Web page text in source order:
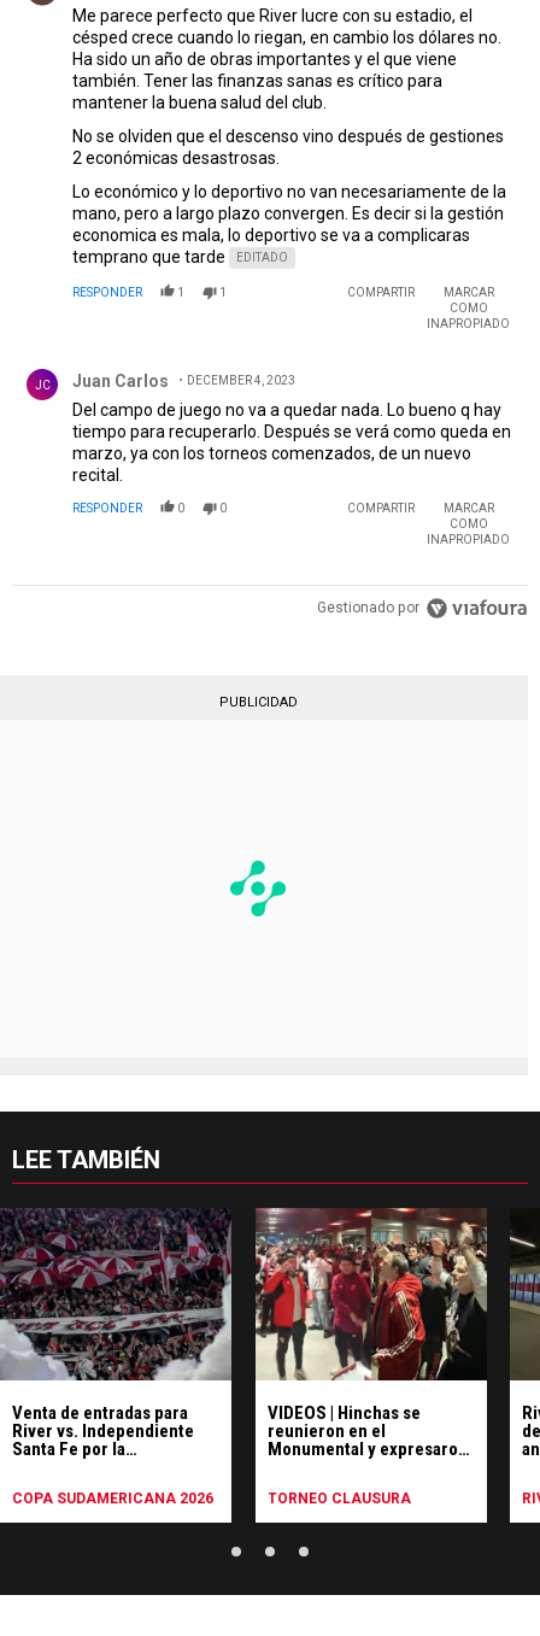
Me parece perfecto que River lucre con su estadio, el
césped crece cuando lo riegan, en cambio los dólares no.
Ha sido un año de obras importantes y el que viene
también. Tener las finanzas sanas es crítico para
mantener la buena salud del club.
No se olviden que el descenso vino después de gestiones
2 económicas desastrosas.
Lo económico y lo deportivo no van necesariamente de la
mano, pero a largo plazo convergen. Es decir si la gestión
economica es mala, lo deportivo se va a complicaras
temprano que tarde
EDITADO
RESPONDER 1 1 COMPARTIR
MARCAR
COMO
INAPROPIADO
JC Juan Carlos DECEMBER 4, 2023
Del campo de juego no va a quedar nada. Lo bueno q hay
tiempo para recuperarlo. Después se verá como queda en
marzo, ya con los torneos comenzados, de un nuevo
recital.
RESPONDER 0 0 COMPARTIR
MARCAR
COMO
INAPROPIADO
Gestionado por
PUBLICIDAD
LEE TAMBIÉN
Venta de entradas para
River vs. Independiente
Santa Fe por la
COPA SUDAMERICANA 2026
VIDEOS | Hinchas se
reunieron en el
Monumental y expresaron
TORNEO CLAUSURA